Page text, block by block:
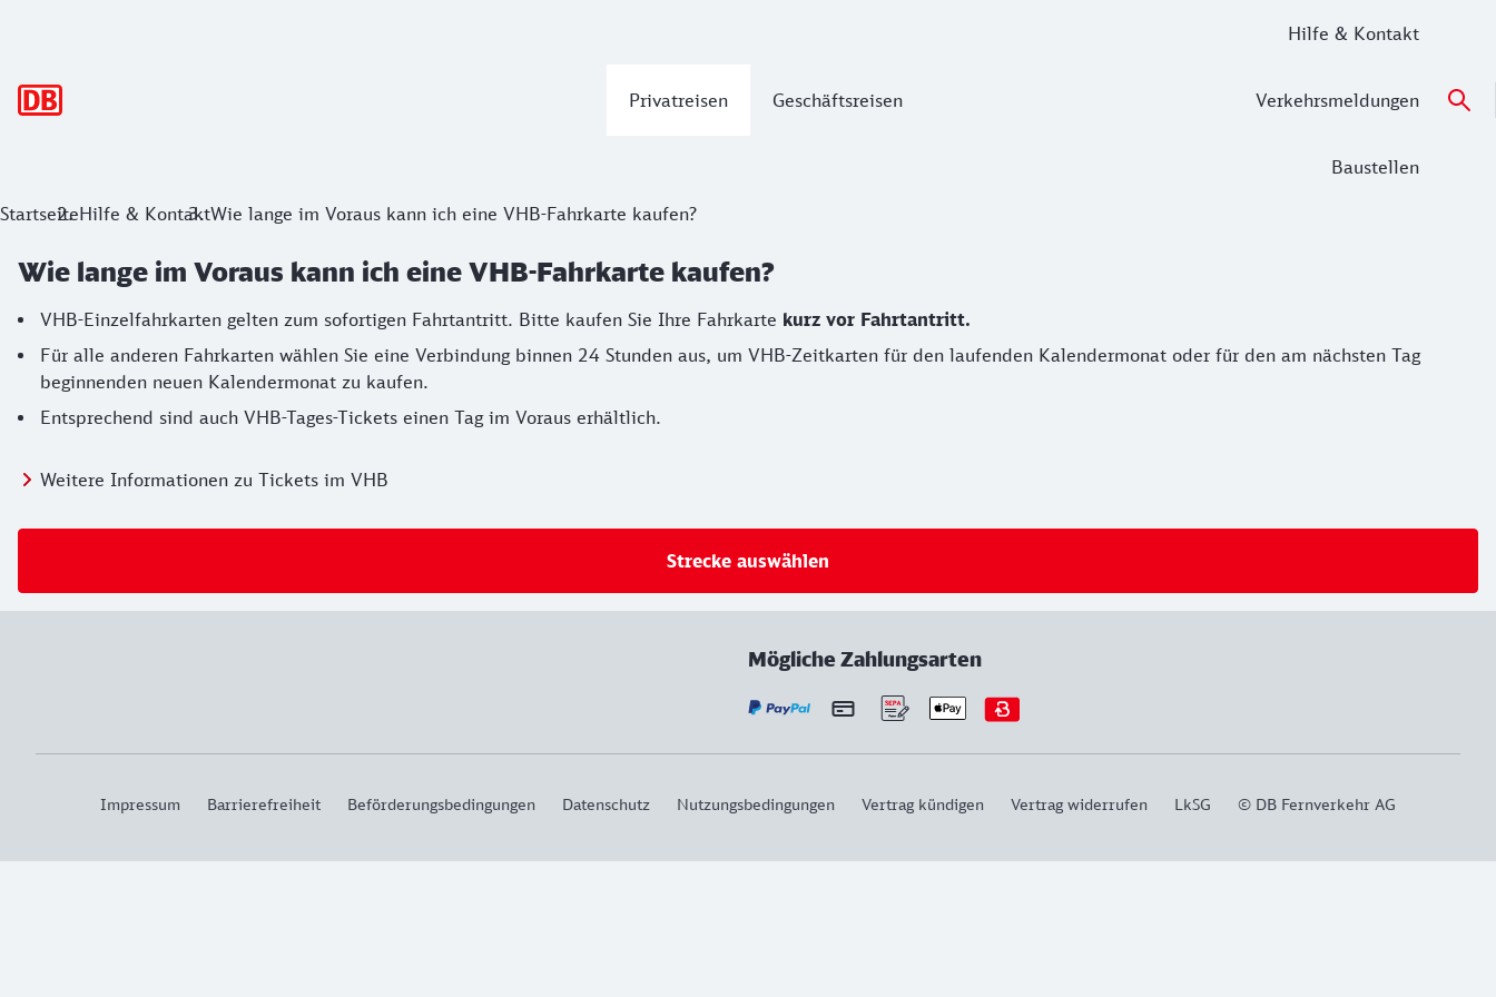
Privatreisen Geschäftsreisen
Hilfe & Kontakt
Verkehrsmeldungen
Baustellen
StartseiteHilfe & KontaktWie lange im Voraus kann ich eine VHB-Fahrkarte kaufen?
Wie lange im Voraus kann ich eine VHB-Fahrkarte kaufen?
VHB-Einzelfahrkarten gelten zum sofortigen Fahrtantritt. Bitte kaufen Sie Ihre Fahrkarte kurz vor Fahrtantritt.
Für alle anderen Fahrkarten wählen Sie eine Verbindung binnen 24 Stunden aus, um VHB-Zeitkarten für den laufenden Kalendermonat oder für den am nächsten Tag
beginnenden neuen Kalendermonat zu kaufen.
Entsprechend sind auch VHB-Tages-Tickets einen Tag im Voraus erhältlich.
Weitere Informationen zu Tickets im VHB
Strecke auswählen
Mögliche Zahlungsarten
Impressum Barrierefreiheit Beförderungsbedingungen Datenschutz Nutzungsbedingungen Vertrag kündigen Vertrag widerrufen LkSG © DB Fernverkehr AG